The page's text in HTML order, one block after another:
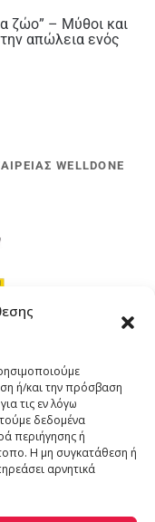
ή/και την πρόσβαση
τις εν λόγω
δεδομένα
περιήγησης ή
Η μη συγκατάθεση ή
αρνητικά
ζώο” – Μύθοι και
απώλεια ενός
WELLDONE